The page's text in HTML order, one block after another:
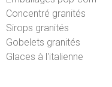
Concentré granités
Sirops granités
Gobelets granités
Glaces à l'italienne